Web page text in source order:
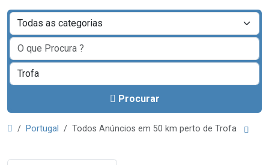
Procurar
Portugal Todos Anúncios em 50 km perto de Trofa